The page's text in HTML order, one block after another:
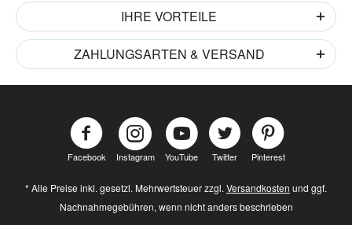
IHRE VORTEILE
ZAHLUNGSARTEN & VERSAND
Facebook Instagram YouTube Twitter Pinterest
* Alle Preise inkl. gesetzl. Mehrwertsteuer zzgl. Versandkosten und ggf.
Nachnahmegebühren, wenn nicht anders beschrieben